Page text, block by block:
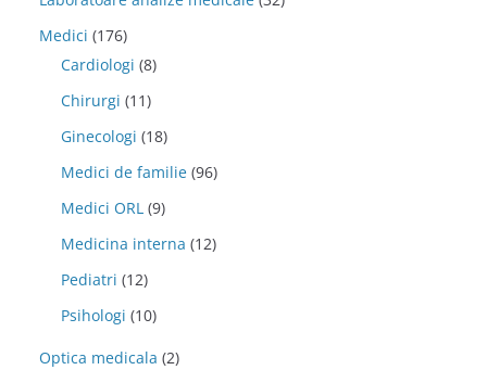
Medici (176)
Cardiologi (8)
Chirurgi (11)
Ginecologi (18)
Medici de familie (96)
Medici ORL (9)
Medicina interna (12)
Pediatri (12)
Psihologi (10)
Optica medicala (2)